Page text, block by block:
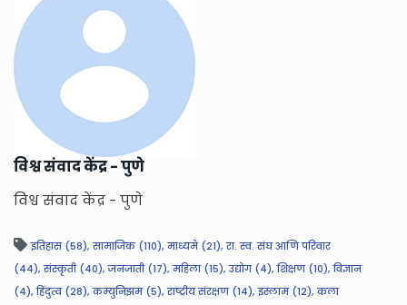
विश्व संवाद केंद्र - पुणे
विश्व संवाद केंद्र - पुणे
इतिहास (58), सामाजिक (110), माध्यमे (21), रा. स्व. संघ आणि परिवार
(44), संस्कृती (40), जनजाती (17), महिला (15), उद्योग (4), शिक्षण (10), विज्ञान
(4), हिंदुत्व (28), कम्युनिझम (5), राष्ट्रीय संरक्षण (14), इस्लाम (12), कला